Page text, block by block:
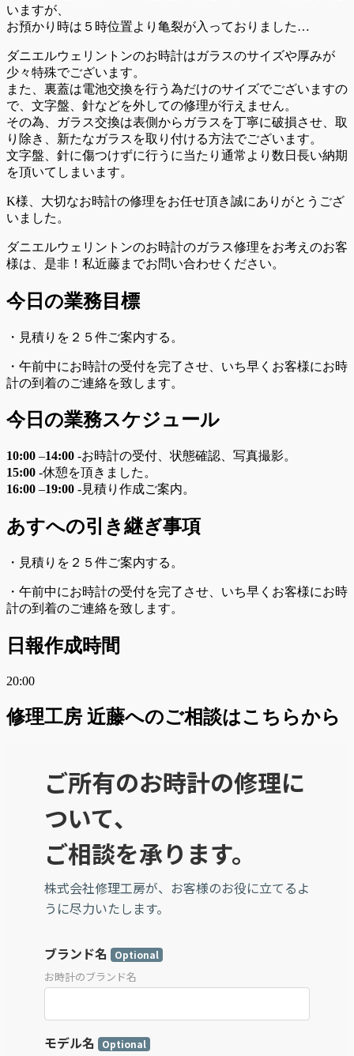
いますが、
お預かり時は５時位置より亀裂が入っておりました…
ダニエルウェリントンのお時計はガラスのサイズや厚みが
少々特殊でございます。
また、裏蓋は電池交換を行う為だけのサイズでございますの
で、文字盤、針などを外しての修理が行えません。
その為、ガラス交換は表側からガラスを丁寧に破損させ、取
り除き、新たなガラスを取り付ける方法でございます。
文字盤、針に傷つけずに行うに当たり通常より数日長い納期
を頂いてしまいます。
K様、大切なお時計の修理をお任せ頂き誠にありがとうござ
いました。
ダニエルウェリントンのお時計のガラス修理をお考えのお客
様は、是非！私近藤までお問い合わせください。
今日の業務目標
・見積りを２５件ご案内する。
・午前中にお時計の受付を完了させ、いち早くお客様にお時
計の到着のご連絡を致します。
今日の業務スケジュール
10:00 –14:00 -お時計の受付、状態確認、写真撮影。
15:00 -休憩を頂きました。
16:00 –19:00 -見積り作成ご案内。
あすへの引き継ぎ事項
・見積りを２５件ご案内する。
・午前中にお時計の受付を完了させ、いち早くお客様にお時
計の到着のご連絡を致します。
日報作成時間
20:00
修理工房 近藤へのご相談はこちらから